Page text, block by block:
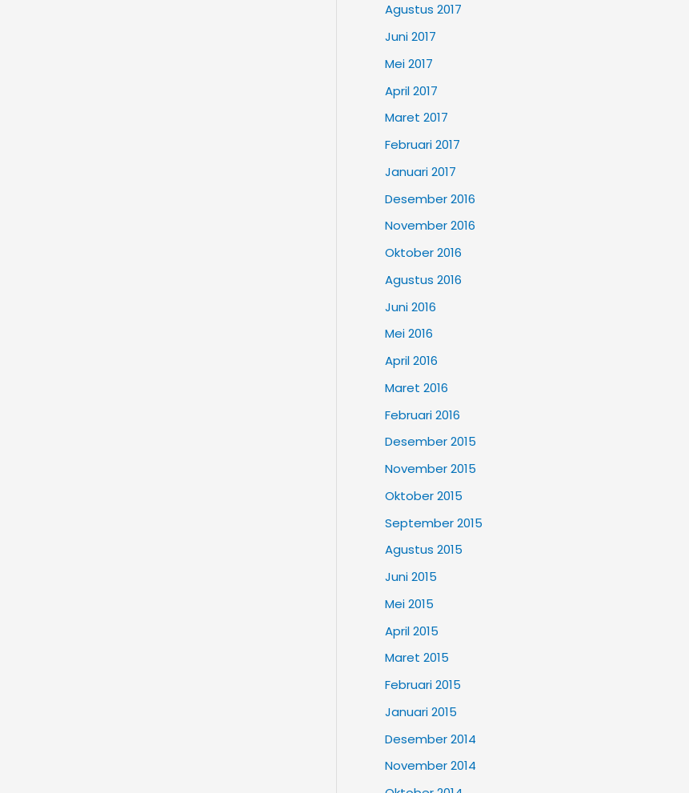
Agustus 2017
Juni 2017
Mei 2017
April 2017
Maret 2017
Februari 2017
Januari 2017
Desember 2016
November 2016
Oktober 2016
Agustus 2016
Juni 2016
Mei 2016
April 2016
Maret 2016
Februari 2016
Desember 2015
November 2015
Oktober 2015
September 2015
Agustus 2015
Juni 2015
Mei 2015
April 2015
Maret 2015
Februari 2015
Januari 2015
Desember 2014
November 2014